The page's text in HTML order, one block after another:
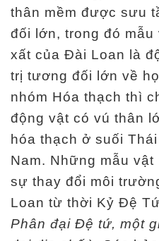
thân mềm được sưu
đối lớn, trong đó
xất của Đài Loan là
trị tương đối lớn về
nhóm Hóa thạch thì
động vật có vú thân
hóa thạch ở suối
Nam. Những mẫu
sự thay đổi môi
Loan từ thời Kỷ Đệ
Phân đại Đệ tứ, một